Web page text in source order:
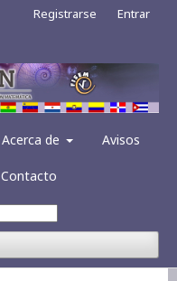
Acerca de Avisos
Contacto
Registrarse Entrar